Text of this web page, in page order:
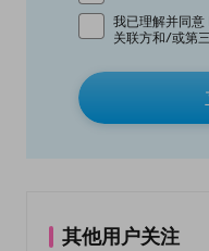
我已理解并同意
关联方和/或第
其他用户关注